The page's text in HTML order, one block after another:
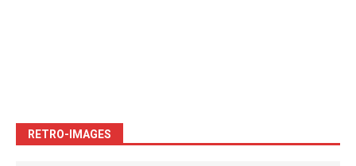
RETRO-IMAGES